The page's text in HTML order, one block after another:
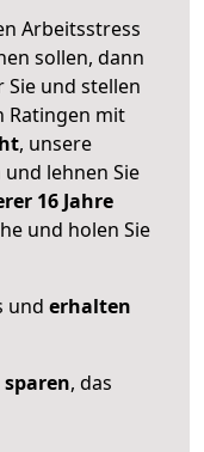
Arbeitsstress
sollen, dann
und stellen
Ratingen mit
, unsere
lehnen Sie
16 Jahre
und holen Sie
und erhalten
sparen, das